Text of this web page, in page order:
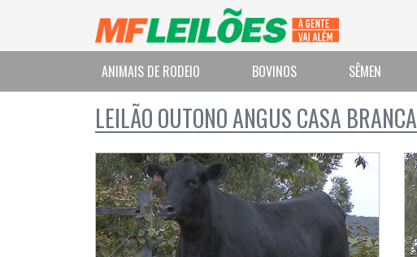
ANIMAIS DE RODEIO BOVINOS SÊMEN
LEILÃO OUTONO ANGUS CASA BRANCA